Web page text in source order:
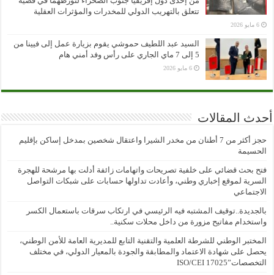
تتعلق بالتهريب الدولي للمخدرات والمؤثرات العقلية
6 مايو 2026
السيد عبد اللطيف حموشي يقوم بزيارة عمل إلى فيينا من
5 إلى 7 ماي الجاري على رأس وفد أمني هام
6 مايو 2026
أحدث المقالات
حجز أكثر من 7 أطنان من مخدر الشيرا واعتقال شخصين بمدخل إساكن بإقليم
الحسيمة
فتح بحث قضائي على خلفية تصريحات واتهامات زائفة أدلت بها مرشحة للهجرة
السرية لموقع إخباري وطني، وأعادت تداولها حسابات على شبكات التواصل
الاجتماعي
بالجديدة..توقيف المشتبه فيه الرئيسي في ارتكاب سرقات باستعمال الكسر
واستخدام مفاتيح مزورة من داخل محلات سكنية..
المختبر الوطني للشرطة العلمية والتقنية التابع للمديرية العامة للأمن الوطني،
يحصل على شهادة الاعتماد والمطابقة والجودة بالمعيار الدولي، في مختلف
التخصصات”ISO/CEI 17025